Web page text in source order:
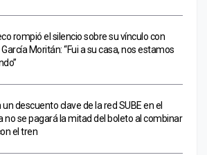
rompió el silencio sobre su vínculo con
Moritán: “Fui a su casa, nos estamos
descuento clave de la red SUBE en el
no se pagará la mitad del boleto al combinar
el tren